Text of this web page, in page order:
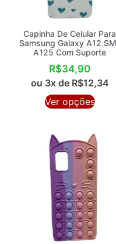
Capinha De Celular Para
Samsung Galaxy A12 SM-
A125 Com Suporte
R$34,90
ou 3x deR$12,34